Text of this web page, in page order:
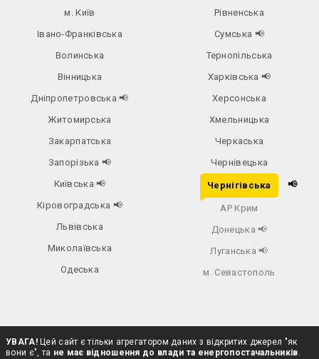
м. Київ
Івано-Франківська
Волинська
Вінницька
Дніпропетровська📢
Житомирська
Закарпатська
Запорізька 📢
Київська📢
Кіровоградська 📢
Львівська
Миколаївська
Одеська
Рівненська
Сумська 📢
Тернопільська
Харківська 📢
Херсонська
Хмельницька
Черкаська
Чернівецька
Чернігівська 📢
АР Крим
Донецька 📢
Луганська 📢
м. Севастополь
УВАГА!Цей сайт є тільки агрегатором даних з відкритих джерел "як
вони є", та не має відношення до влади та енергопостачальників.